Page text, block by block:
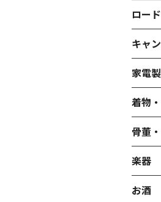
ロー
キャ
家電
着物
骨董
楽器
お酒